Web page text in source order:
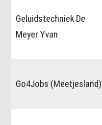
Geluidstechniek De
Meyer Yvan
Go4Jobs (Meetjesland)